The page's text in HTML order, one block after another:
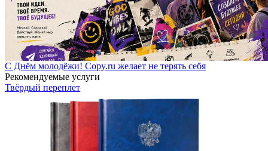
С Днём молодёжи! Copy.ru желает не терять себя
Рекомендуемые услуги
Твёрдый переплет